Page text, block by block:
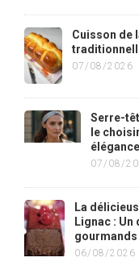
Cuisson de
07/08/2026
Serre-
le
07/08/
La
Lignac :
gourmands
06/08/2026